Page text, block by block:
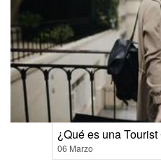
¿Qué es una Tourist
06 Marzo